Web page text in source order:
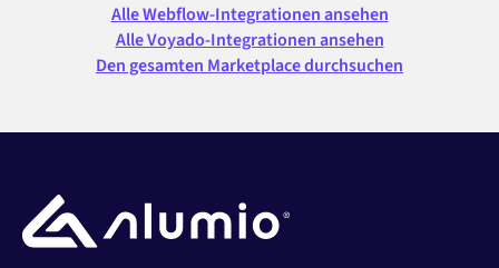
Alle Webflow-Integrationen ansehen
Alle Voyado-Integrationen ansehen
Den gesamten Marketplace durchsuchen